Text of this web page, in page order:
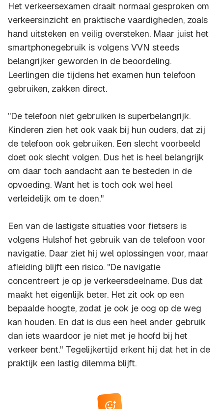
Het verkeersexamen draait normaal gesproken om
verkeersinzicht en praktische vaardigheden, zoals
hand uitsteken en veilig oversteken. Maar juist het
smartphonegebruik is volgens VVN steeds
belangrijker geworden in de beoordeling.
Leerlingen die tijdens het examen hun telefoon
gebruiken, zakken direct.
"De telefoon niet gebruiken is superbelangrijk.
Kinderen zien het ook vaak bij hun ouders, dat zij
de telefoon ook gebruiken. Een slecht voorbeeld
doet ook slecht volgen. Dus het is heel belangrijk
om daar toch aandacht aan te besteden in de
opvoeding. Want het is toch ook wel heel
verleidelijk om te doen."
Een van de lastigste situaties voor fietsers is
volgens Hulshof het gebruik van de telefoon voor
navigatie. Daar ziet hij wel oplossingen voor, maar
afleiding blijft een risico. "De navigatie
concentreert je op je verkeersdeelname. Dus dat
maakt het eigenlijk beter. Het zit ook op een
bepaalde hoogte, zodat je ook je oog op de weg
kan houden. En dat is dus een heel ander gebruik
dan iets waardoor je niet met je hoofd bij het
verkeer bent." Tegelijkertijd erkent hij dat het in de
praktijk een lastig dilemma blijft.